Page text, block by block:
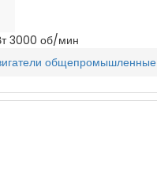
3000 об/мин
общепромышленные